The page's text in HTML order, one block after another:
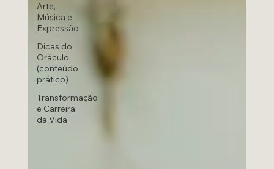
Arte,
Música e
Expressão
Dicas do
Oráculo
(conteúdo
prático)
Transformação
e Carreira
da Vida